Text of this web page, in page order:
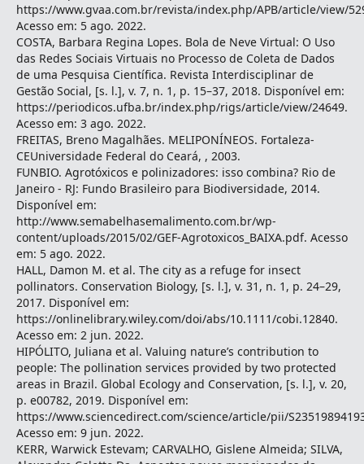
https://www.gvaa.com.br/revista/index.php/APB/article/view/
Acesso em: 5 ago. 2022.
COSTA, Barbara Regina Lopes. Bola de Neve Virtual: O Uso
das Redes Sociais Virtuais no Processo de Coleta de Dados
de uma Pesquisa Científica. Revista Interdisciplinar de
Gestão Social, [s. l.], v. 7, n. 1, p. 15–37, 2018. Disponível em:
https://periodicos.ufba.br/index.php/rigs/article/view/24649.
Acesso em: 3 ago. 2022.
FREITAS, Breno Magalhães. MELIPONÍNEOS. Fortaleza-
CEUniversidade Federal do Ceará, , 2003.
FUNBIO. Agrotóxicos e polinizadores: isso combina? Rio de
Janeiro - RJ: Fundo Brasileiro para Biodiversidade, 2014.
Disponível em:
http://www.semabelhasemalimento.com.br/wp-
content/uploads/2015/02/GEF-Agrotoxicos_BAIXA.pdf. Acesso
em: 5 ago. 2022.
HALL, Damon M. et al. The city as a refuge for insect
pollinators. Conservation Biology, [s. l.], v. 31, n. 1, p. 24–29,
2017. Disponível em:
https://onlinelibrary.wiley.com/doi/abs/10.1111/cobi.12840.
Acesso em: 2 jun. 2022.
HIPÓLITO, Juliana et al. Valuing nature’s contribution to
people: The pollination services provided by two protected
areas in Brazil. Global Ecology and Conservation, [s. l.], v. 20,
p. e00782, 2019. Disponível em:
https://www.sciencedirect.com/science/article/pii/
Acesso em: 9 jun. 2022.
KERR, Warwick Estevam; CARVALHO, Gislene Almeida; SILVA,